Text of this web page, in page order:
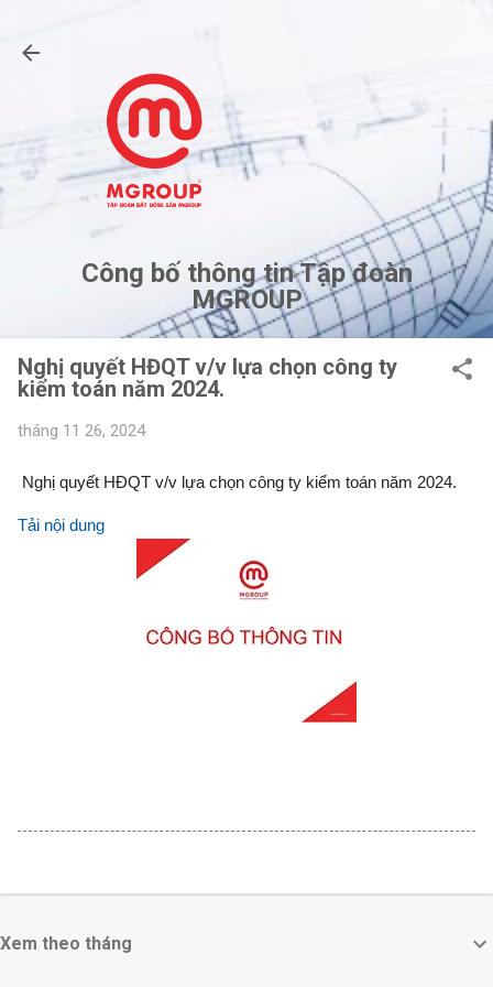
Công bố thông tin Tập đoàn
MGROUP
Nghị quyết HĐQT v/v lựa chọn công ty
kiểm toán năm 2024.
tháng 11 26, 2024
Nghị quyết HĐQT v/v lựa chọn công ty kiểm toán năm 2024.
Tải nội dung
Xem theo tháng